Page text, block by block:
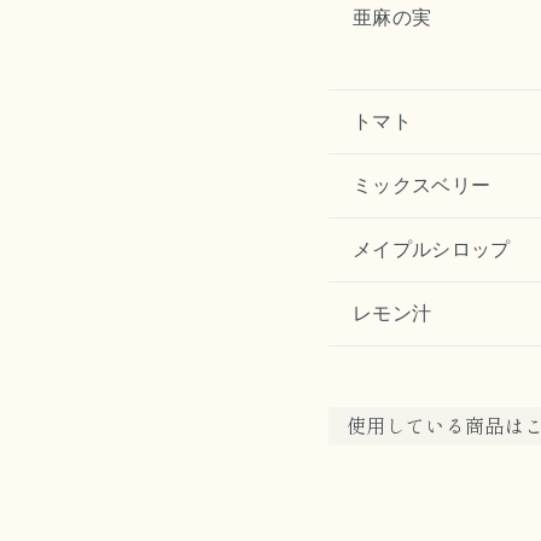
亜麻の実
トマト
ミックスベリー
メイプルシロップ
レモン汁
使用している商品は